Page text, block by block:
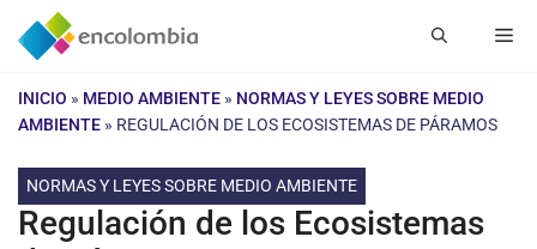
Saltar
INICIO » MEDIO AMBIENTE » NORMAS Y LEYES SOBRE MEDIO
AMBIENTE » REGULACIÓN DE LOS ECOSISTEMAS DE PÁRAMOS
NORMAS Y LEYES SOBRE MEDIO AMBIENTE
Regulación de los Ecosistemas